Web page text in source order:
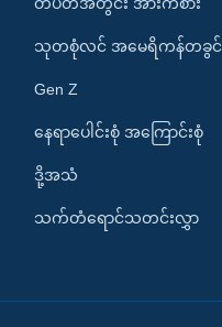
သုတစုံလင် အမေရိကန်တခွင်
Gen Z
နေရာပေါင်းစုံ အကြောင်းစုံ
ဒို့အသံ
သက်တံရောင်သတင်းလွှာ